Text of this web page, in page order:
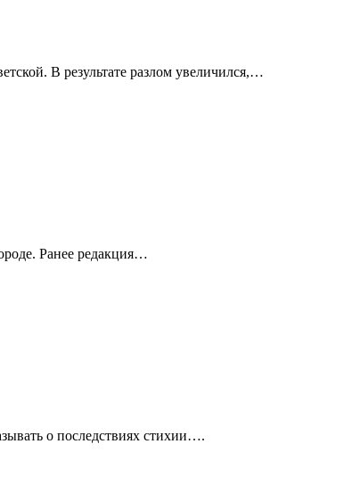
В результате разлом увеличился,…
Ранее редакция…
о последствиях стихии….